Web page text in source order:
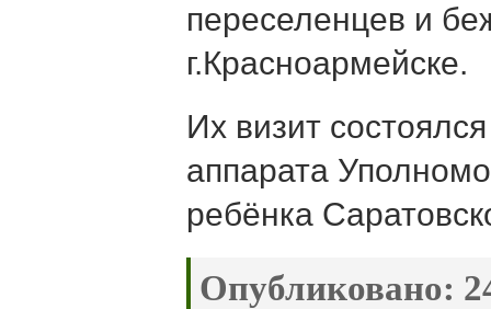
переселенцев и
г.Красноармейске.
Их визит
аппарата
ребёнка
Опубликовано: